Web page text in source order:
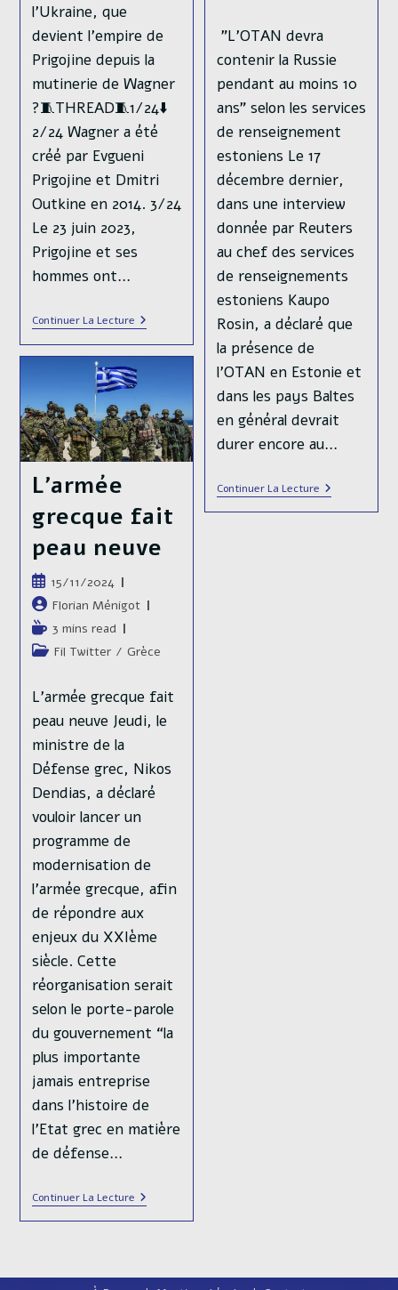
l’Ukraine, que
devient l’empire de
Prigojine depuis la
mutinerie de Wagner
?🧵THREAD🧵1/24⬇️
2/24 Wagner a été
créé par Evgueni
Prigojine et Dmitri
Outkine en 2014. 3/24
Le 23 juin 2023,
Prigojine et ses
hommes ont…
Continuer La LectureQue
Devient
Wagner
Depuis
La
Mort
D’Evgueni
Prigojine
"L’OTAN devra
contenir la Russie
pendant au moins 10
ans" selon les services
de renseignement
estoniens Le 17
décembre dernier,
dans une interview
donnée par Reuters
au chef des services
de renseignements
estoniens Kaupo
Rosin, a déclaré que
la présence de
l’OTAN en Estonie et
dans les pays Baltes
en général devrait
durer encore au…
Continuer La Lecture« L’OTAN
Devra
Contenir
L’armée
grecque fait
peau neuve
Publication
publiée :
15/11/2024
Auteur/autrice
de
la
publication :
Florian Ménigot
Temps
de
3 mins read
PostFil Twitter / Grèce
L'armée grecque fait
peau neuve Jeudi, le
ministre de la
Défense grec, Nikos
Dendias, a déclaré
vouloir lancer un
programme de
modernisation de
l’armée grecque, afin
de répondre aux
enjeux du XXIème
siècle. Cette
réorganisation serait
selon le porte-parole
du gouvernement “la
plus importante
jamais entreprise
dans l’histoire de
l’Etat grec en matière
de défense…
Continuer La LectureL’armée
Grecque
Fait